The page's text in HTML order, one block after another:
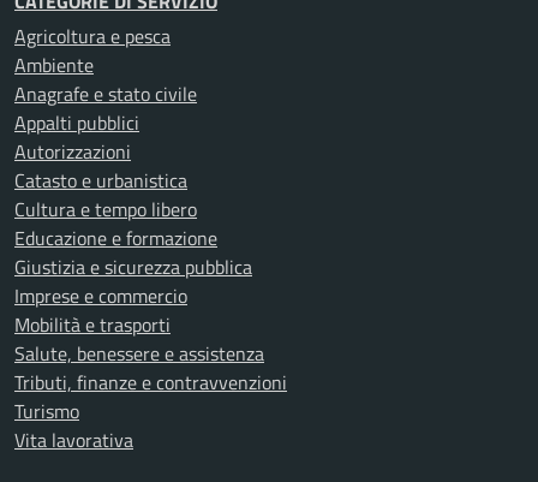
Agricoltura e pesca
Ambiente
Anagrafe e stato civile
Appalti pubblici
Autorizzazioni
Catasto e urbanistica
Cultura e tempo libero
Educazione e formazione
Giustizia e sicurezza pubblica
Imprese e commercio
Mobilità e trasporti
Salute, benessere e assistenza
Tributi, finanze e contravvenzioni
Turismo
Vita lavorativa